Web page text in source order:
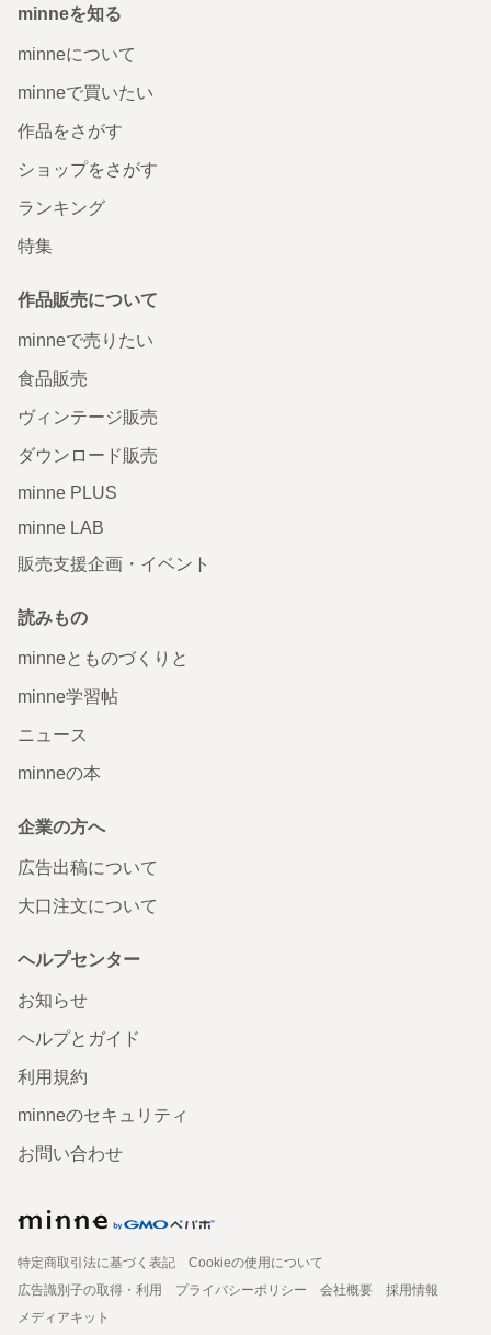
minneを知る
minneについて
minneで買いたい
作品をさがす
ショップをさがす
ランキング
特集
作品販売について
minneで売りたい
食品販売
ヴィンテージ販売
ダウンロード販売
minne PLUS
minne LAB
販売支援企画・イベント
読みもの
minneとものづくりと
minne学習帖
ニュース
minneの本
企業の方へ
広告出稿について
大口注文について
ヘルプセンター
お知らせ
ヘルプとガイド
利用規約
minneのセキュリティ
お問い合わせ
特定商取引法に基づく表記
Cookieの使用について
広告識別子の取得・利用
プライバシーポリシー 会社概要
採用情報
メディアキット